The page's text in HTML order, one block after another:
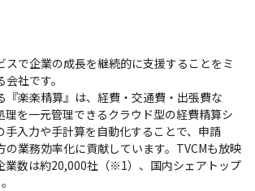
スで企業の成長を継続的に支援することをミ
社です。
『楽楽精算』は、経費・交通費・出張費な
理を一元管理できるクラウド型の経費精算シ
手入力や手計算を自動化することで、申請
の業務効率化に貢献しています。TVCMも放映
業数は約20,000社（※1）、国内シェアトップ